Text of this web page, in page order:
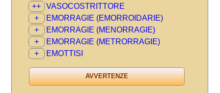
++
VASOCOSTRITTORE
+
EMORRAGIE (EMORROIDARIE)
+
EMORRAGIE (MENORRAGIE)
+
EMORRAGIE (METRORRAGIE)
+
EMOTTISI